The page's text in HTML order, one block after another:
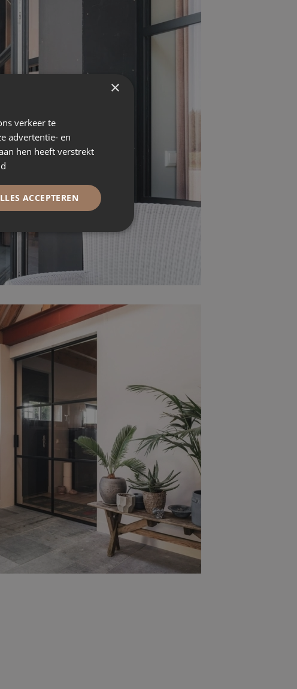
×
verkeer te
advertentie- en
hen heeft verstrekt
ACCEPTEREN